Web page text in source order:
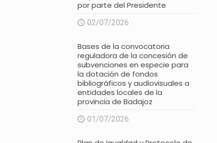
por parte del Presidente
02/07/2026
Bases de la convocatoria
reguladora de la concesión de
subvenciones en especie para
la dotación de fondos
bibliográficos y audiovisuales a
entidades locales de la
provincia de Badajoz
01/07/2026